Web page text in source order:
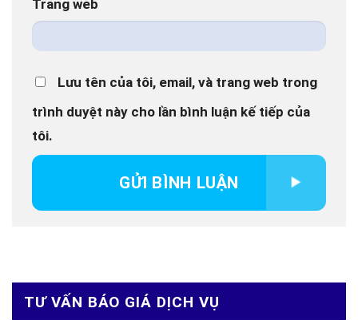
TƯ VẤN BÁO GIÁ DỊCH VỤ
Trang web
Lưu tên của tôi, email, và trang web trong
trình duyệt này cho lần bình luận kế tiếp của
tôi.